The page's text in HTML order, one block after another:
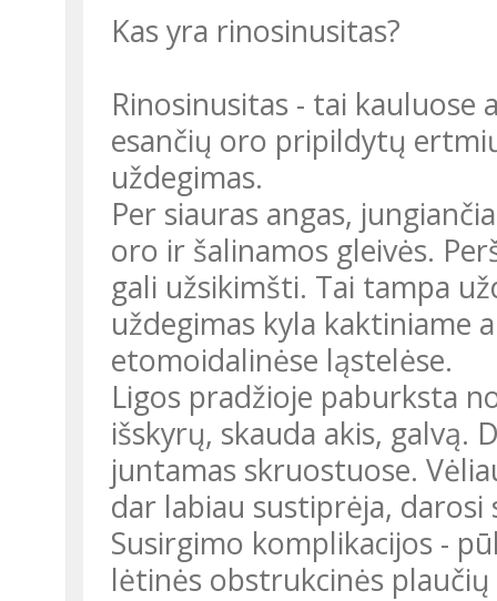
Kas yra rinosinusitas?
Rinosinusitas - tai
esančių oro pripildytų
uždegimas.
Per siauras angas,
oro ir šalinamos gleivės.
gali užsikimšti. Tai tampa
uždegimas kyla kaktiniame
etomoidalinėse ląstelėse.
Ligos pradžioje paburksta
išskyrų, skauda akis, galvą.
juntamas skruostuose.
dar labiau sustiprėja,
Susirgimo komplikacijos -
lėtinės obstrukcinės plaučių